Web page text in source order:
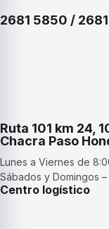
2681 5850 /
Ruta 101 km 24,
Chacra Paso
Lunes a Viernes de
Sábados y Domingos
Centro logístico